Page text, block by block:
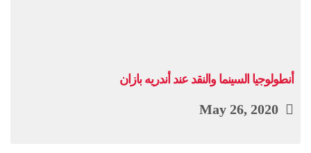
أنطولوجيا السينما والنقد عند أندريه بازان